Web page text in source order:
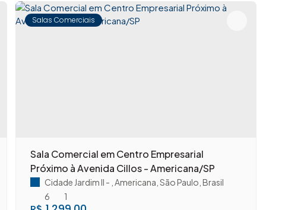
Salas Comerciais
Sala Comercial em Centro Empresarial
Próximo à Avenida Cillos - Americana/SP
Cidade Jardim II Americana São Paulo Brasil
6
1